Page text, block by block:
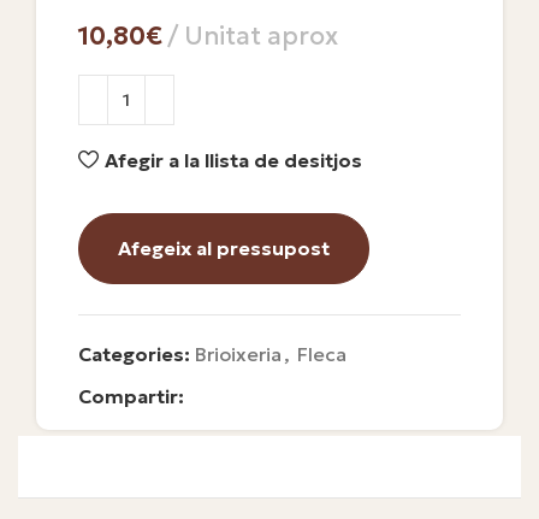
€
Afegir a la llista de desitjos
Afegeix al pressupost
Categories: Brioixeria , Fleca
Compartir: